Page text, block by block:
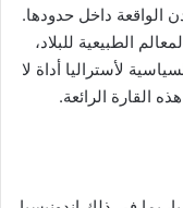
الواقعة داخل حدودها.
الطبيعية للبلاد،
لأستراليا أداة لا
الرائعة.